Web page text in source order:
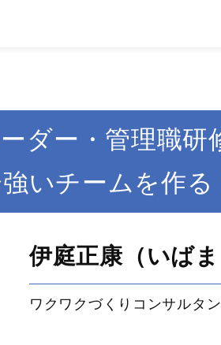
ーダー・管理職
いチームを作
伊庭正康（いばま
ワクワクづくりコンサルタ